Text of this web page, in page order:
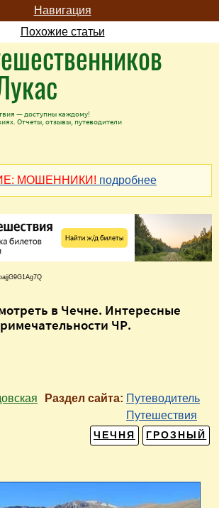
Навигация
Похожие статьи
— доступны каждому!
Отчеты, отзывы, путеводители
МОШЕННИКИ! подробнее
в Чечне. Интересные
ЧР.
Раздел сайта: Путеводитель
Путешествия
ГРОЗНЫЙ
ЧЕЧНЯ